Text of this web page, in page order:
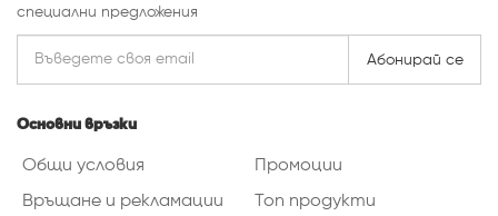
специални предложения
Абонирай се
Основни връзки
Общи условия
Връщане и рекламации
Промоции
Топ продукти